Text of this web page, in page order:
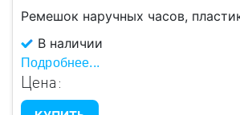
Ремешок наручных часов,
В наличии
Подробнее...
Цена: